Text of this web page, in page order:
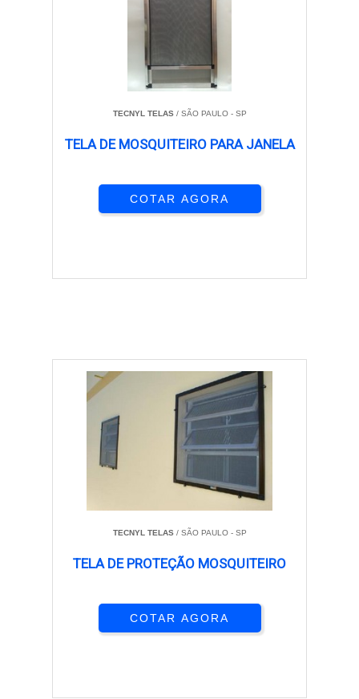
TECNYL TELAS/ SÃO PAULO - SP
TELA DE MOSQUITEIRO PARA JANELA
COTAR AGORA
TECNYL TELAS/ SÃO PAULO - SP
TELA DE PROTEÇÃO MOSQUITEIRO
COTAR AGORA